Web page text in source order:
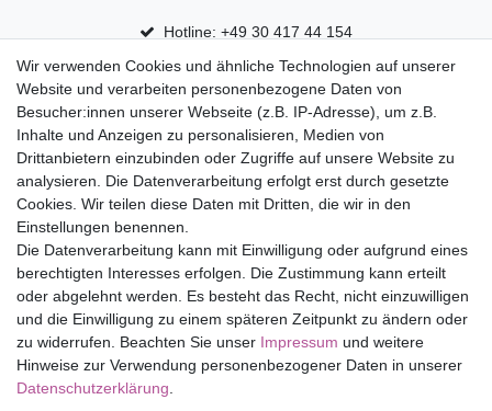
Hotline: +49 30 417 44 154
30 Tage Rückgaberecht
Versandfrei ab 75 € in Deutschland
Top Marken
Eduplay
Folia Bringmann
Shop
Mein Konto
Service
Versandkosten
Wir verwenden Cookies und ähnliche Technologien auf unserer
Website und verarbeiten personenbezogene Daten von
Besucher:innen unserer Webseite (z.B. IP-Adresse), um z.B.
Inhalte und Anzeigen zu personalisieren, Medien von
Drittanbietern einzubinden oder Zugriffe auf unsere Website zu
analysieren. Die Datenverarbeitung erfolgt erst durch gesetzte
Cookies. Wir teilen diese Daten mit Dritten, die wir in den
Einstellungen benennen.
Die Datenverarbeitung kann mit Einwilligung oder aufgrund eines
berechtigten Interesses erfolgen. Die Zustimmung kann erteilt
oder abgelehnt werden. Es besteht das Recht, nicht einzuwilligen
und die Einwilligung zu einem späteren Zeitpunkt zu ändern oder
zu widerrufen. Beachten Sie unser Impressum und weitere
Hinweise zur Verwendung personenbezogener Daten in unserer
Daten­schutz­erklärung